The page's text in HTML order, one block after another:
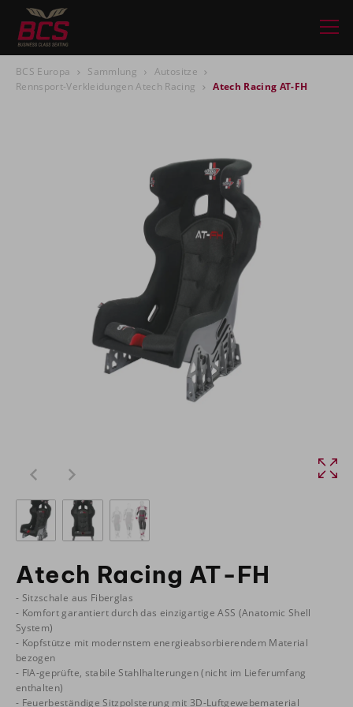
BCS Europa Sammlung
Autositze
Rennsport-Verkleidungen Atech Racing
Atech Racing AT-FH
Atech Racing AT-FH
- Sitzschale aus Fiberglas
- Komfort garantiert durch das einzigartige ASS (Anatomic Shell
System)
- Kopfstütze mit modernstem energieabsorbierendem Material
bezogen
- FIA-geprüfte, stabile Stahlhalterungen (nicht im Lieferumfang
enthalten)
- Feuerbeständige Sitzpolsterung mit 3D-Luftgewebematerial